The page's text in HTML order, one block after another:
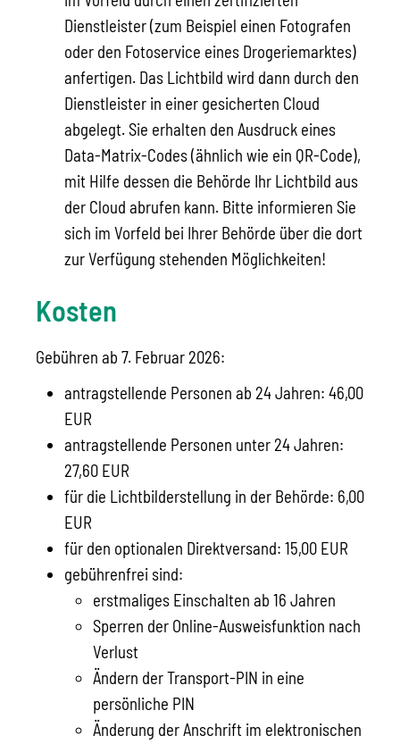
Dienstleister (zum Beispiel einen Fotografen
oder den Fotoservice eines Drogeriemarktes)
anfertigen. Das Lichtbild wird dann durch den
Dienstleister in einer gesicherten Cloud
abgelegt.Sie erhalten den Ausdruck eines
Data-Matrix-Codes (ähnlich wie ein QR-Code),
mit Hilfe dessen die Behörde Ihr Lichtbild aus
der Cloud abrufen kann. Bitte informieren Sie
sich im Vorfeld bei Ihrer Behörde über die dort
zur Verfügung stehenden Möglichkeiten!
Kosten
Gebühren ab 7. Februar 2026:
antragstellende Personen ab 24 Jahren: 46,00
EUR
antragstellende Personen unter 24 Jahren:
27,60 EUR
für die Lichtbilderstellung in der Behörde: 6,00
EUR
für den optionalen Direktversand: 15,00 EUR
gebührenfrei sind:
erstmaliges Einschalten ab 16 Jahren
Sperren der Online-Ausweisfunktion nach
Verlust
Ändern der Transport-PIN in eine
persönliche PIN
Änderung der Anschrift im elektronischen